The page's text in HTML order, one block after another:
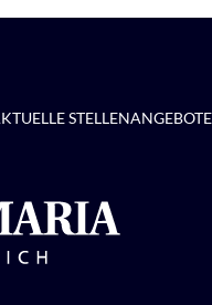
STELLENANGEBOTE